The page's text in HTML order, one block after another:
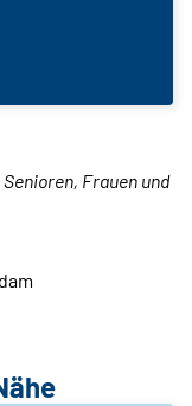
Frauen und